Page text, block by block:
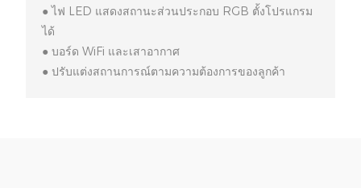
● ไฟ LED แสดงสถานะส่วนประกอบ RGB ตั้งโปรแกรม
ได้
● บอร์ด WiFi และเสาอากาศ
● ปรับแต่งสถานการณ์ตามความต้องการของลูกค้า